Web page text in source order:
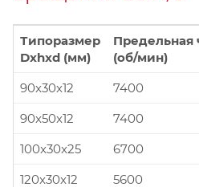
Типоразмер
Dxhxd (мм)
Предельная
(об/мин)
90x30x12
7400
90x50x12
7400
100x30x25
6700
120x30x12
5600